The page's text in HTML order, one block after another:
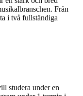
Från
i två fullständiga
studera under en